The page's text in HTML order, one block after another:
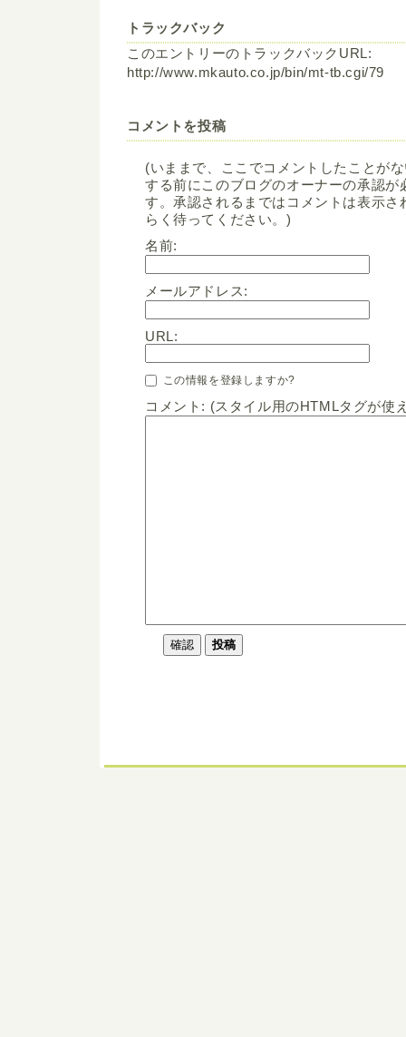
トラックバック
このエントリーのトラックバックURL:
http://www.mkauto.co.jp/bin/mt-tb.cgi/79
コメントを投稿
(いままで、ここでコメントしたことが
する前にこのブログのオーナーの承認が
す。承認されるまではコメントは表示さ
らく待ってください。)
名前:
メールアドレス:
URL:
この情報を登録しますか?
コメント: (スタイル用のHTMLタグが使